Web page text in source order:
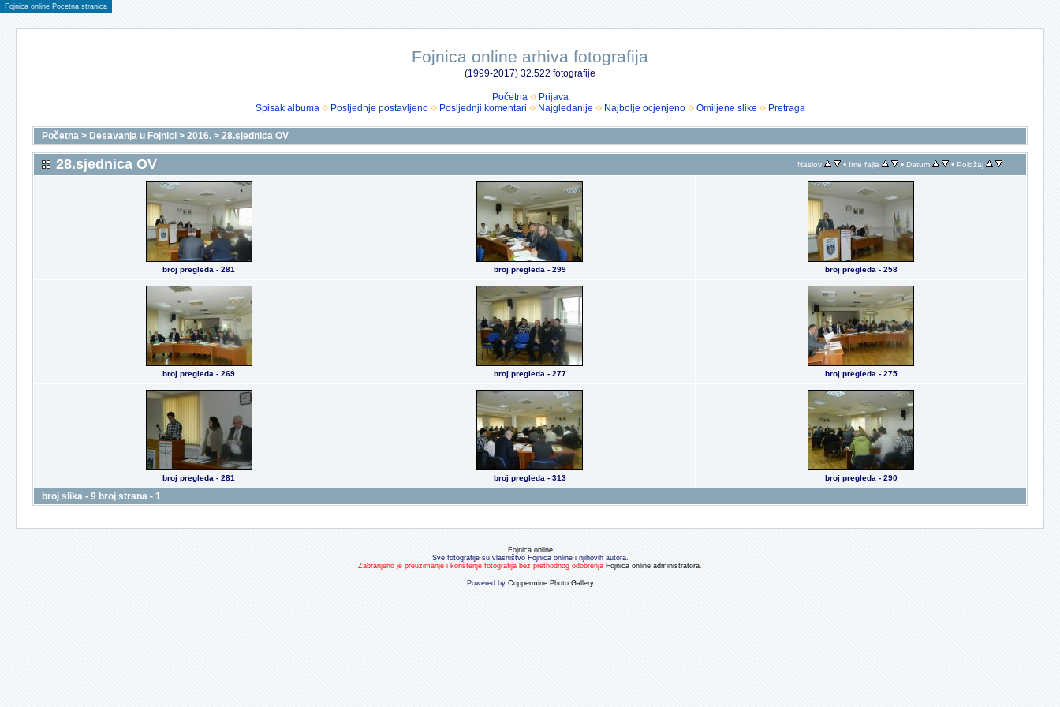
Fojnica online Pocetna stranica
Fojnica online arhiva fotografija
(1999-2017) 32.522 fotografije
Početna
Prijava
Spisak albuma
Posljednje postavljeno Posljednji komentari Najgledanije Najbolje ocjenjeno Omiljene slike Pretraga
Početna > Desavanja u Fojnici > 2016. > 28.sjednica OV
28.sjednica OV Naslov • Ime fajla • Datum • Položaj
broj pregleda - 281 broj pregleda - 299 broj pregleda - 258
broj pregleda - 269 broj pregleda - 277 broj pregleda - 275
broj pregleda - 281 broj pregleda - 313 broj pregleda - 290
broj slika - 9 broj strana - 1
Fojnica online
Sve fotografije su vlasništvo Fojnica online i njihovih autora.
Zabranjeno je preuzimanje i korištenje fotografija bez prethodnog odobrenja Fojnica online administratora.
Powered by Coppermine Photo Gallery